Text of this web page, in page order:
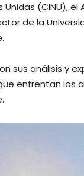
(CINU),
de la
sus análisis y
enfrentan las